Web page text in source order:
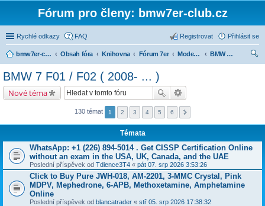
Fórum pro členy: bmw7er-club.cz
Rychlé odkazy FAQ Přihlásit se
Registrovat
bmw7er-club.cz Obsah fóra Knihovna Fórum 7er Modely BMW 7er
BMW 7 F01 / F02 ( 2008- ... )
BMW 7 F01 / F02 ( 2008- ... )
Nové téma
130 témat 1 2 3 4 5 6
Témata
WhatsApp: +1 (226) 894-5014​ . Get CISSP Certification Online
without an exam in the USA, UK, Canada, and the UAE
Poslední příspěvek od Tdience3T4 « pát 07. srp 2026 3:53:26
Click to Buy Pure JWH-018, AM-2201, 3-MMC Crystal, Pink
MDPV, Mephedrone, 6-APB, Methoxetamine, Amphetamine
Online
Poslední příspěvek od blancatrader « stř 05. srp 2026 17:38:32